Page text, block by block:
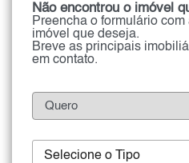
Não encontrou o imóvel
Preencha o formulário
imóvel que deseja.
Breve as principais
em contato.
Selecione o Tipo